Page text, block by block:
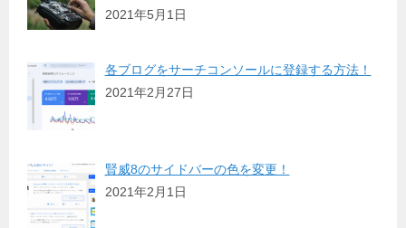
2021年5月1日
各ブログをサーチコンソールに登録する方法！
2021年2月27日
賢威8のサイドバーの色を変更！
2021年2月1日